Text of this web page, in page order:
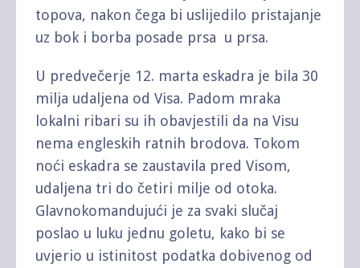
topova, nakon čega bi uslijedilo pristajanje
uz bok i borba posade prsa u prsa.
U predvečerje 12. marta eskadra je bila 30
milja udaljena od Visa. Padom mraka
lokalni ribari su ih obavjestili da na Visu
nema engleskih ratnih brodova. Tokom
noći eskadra se zaustavila pred Visom,
udaljena tri do četiri milje od otoka.
Glavnokomandujući je za svaki slučaj
poslao u luku jednu goletu, kako bi se
uvjerio u istinitost podatka dobivenog od